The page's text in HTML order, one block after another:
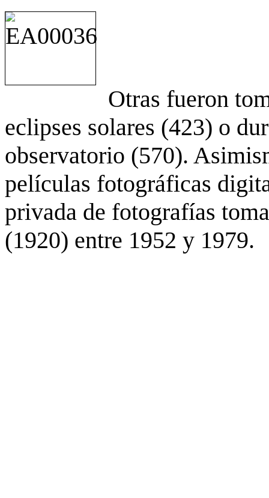
Otras fueron
eclipses solares (423) o
observatorio (570).
películas fotográficas
privada de fotografías
(1920) entre 1952 y 1979.